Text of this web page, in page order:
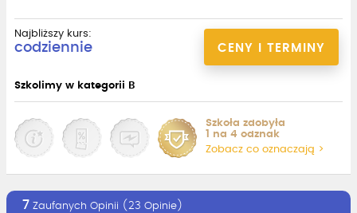
CENY I TERMINY
Najbliższy kurs:
codziennie
Szkolimy w kategorii B
Szkoła zdobyła
1 na 4 odznak
Zobacz co oznaczają >
7 Zaufanych Opinii (23 Opinie)